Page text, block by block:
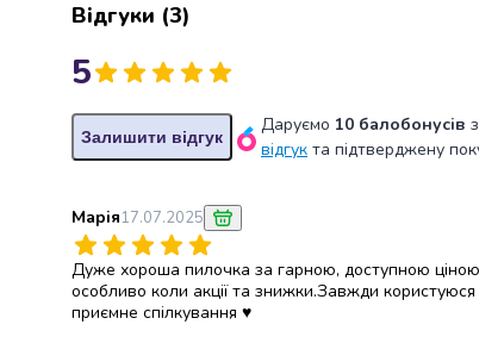
для
і
Желе
та
десертів
Крупи
Рис
Гречана
Відгуки (3)
5
Залишити відгук
Даруємо 10 балобонусів
відгук та підтверджену
Марія17.07.2025
Дуже хороша пилочка за гарною, доступною
особливо коли акції та знижки.Завжди
приємне спілкування ♥️